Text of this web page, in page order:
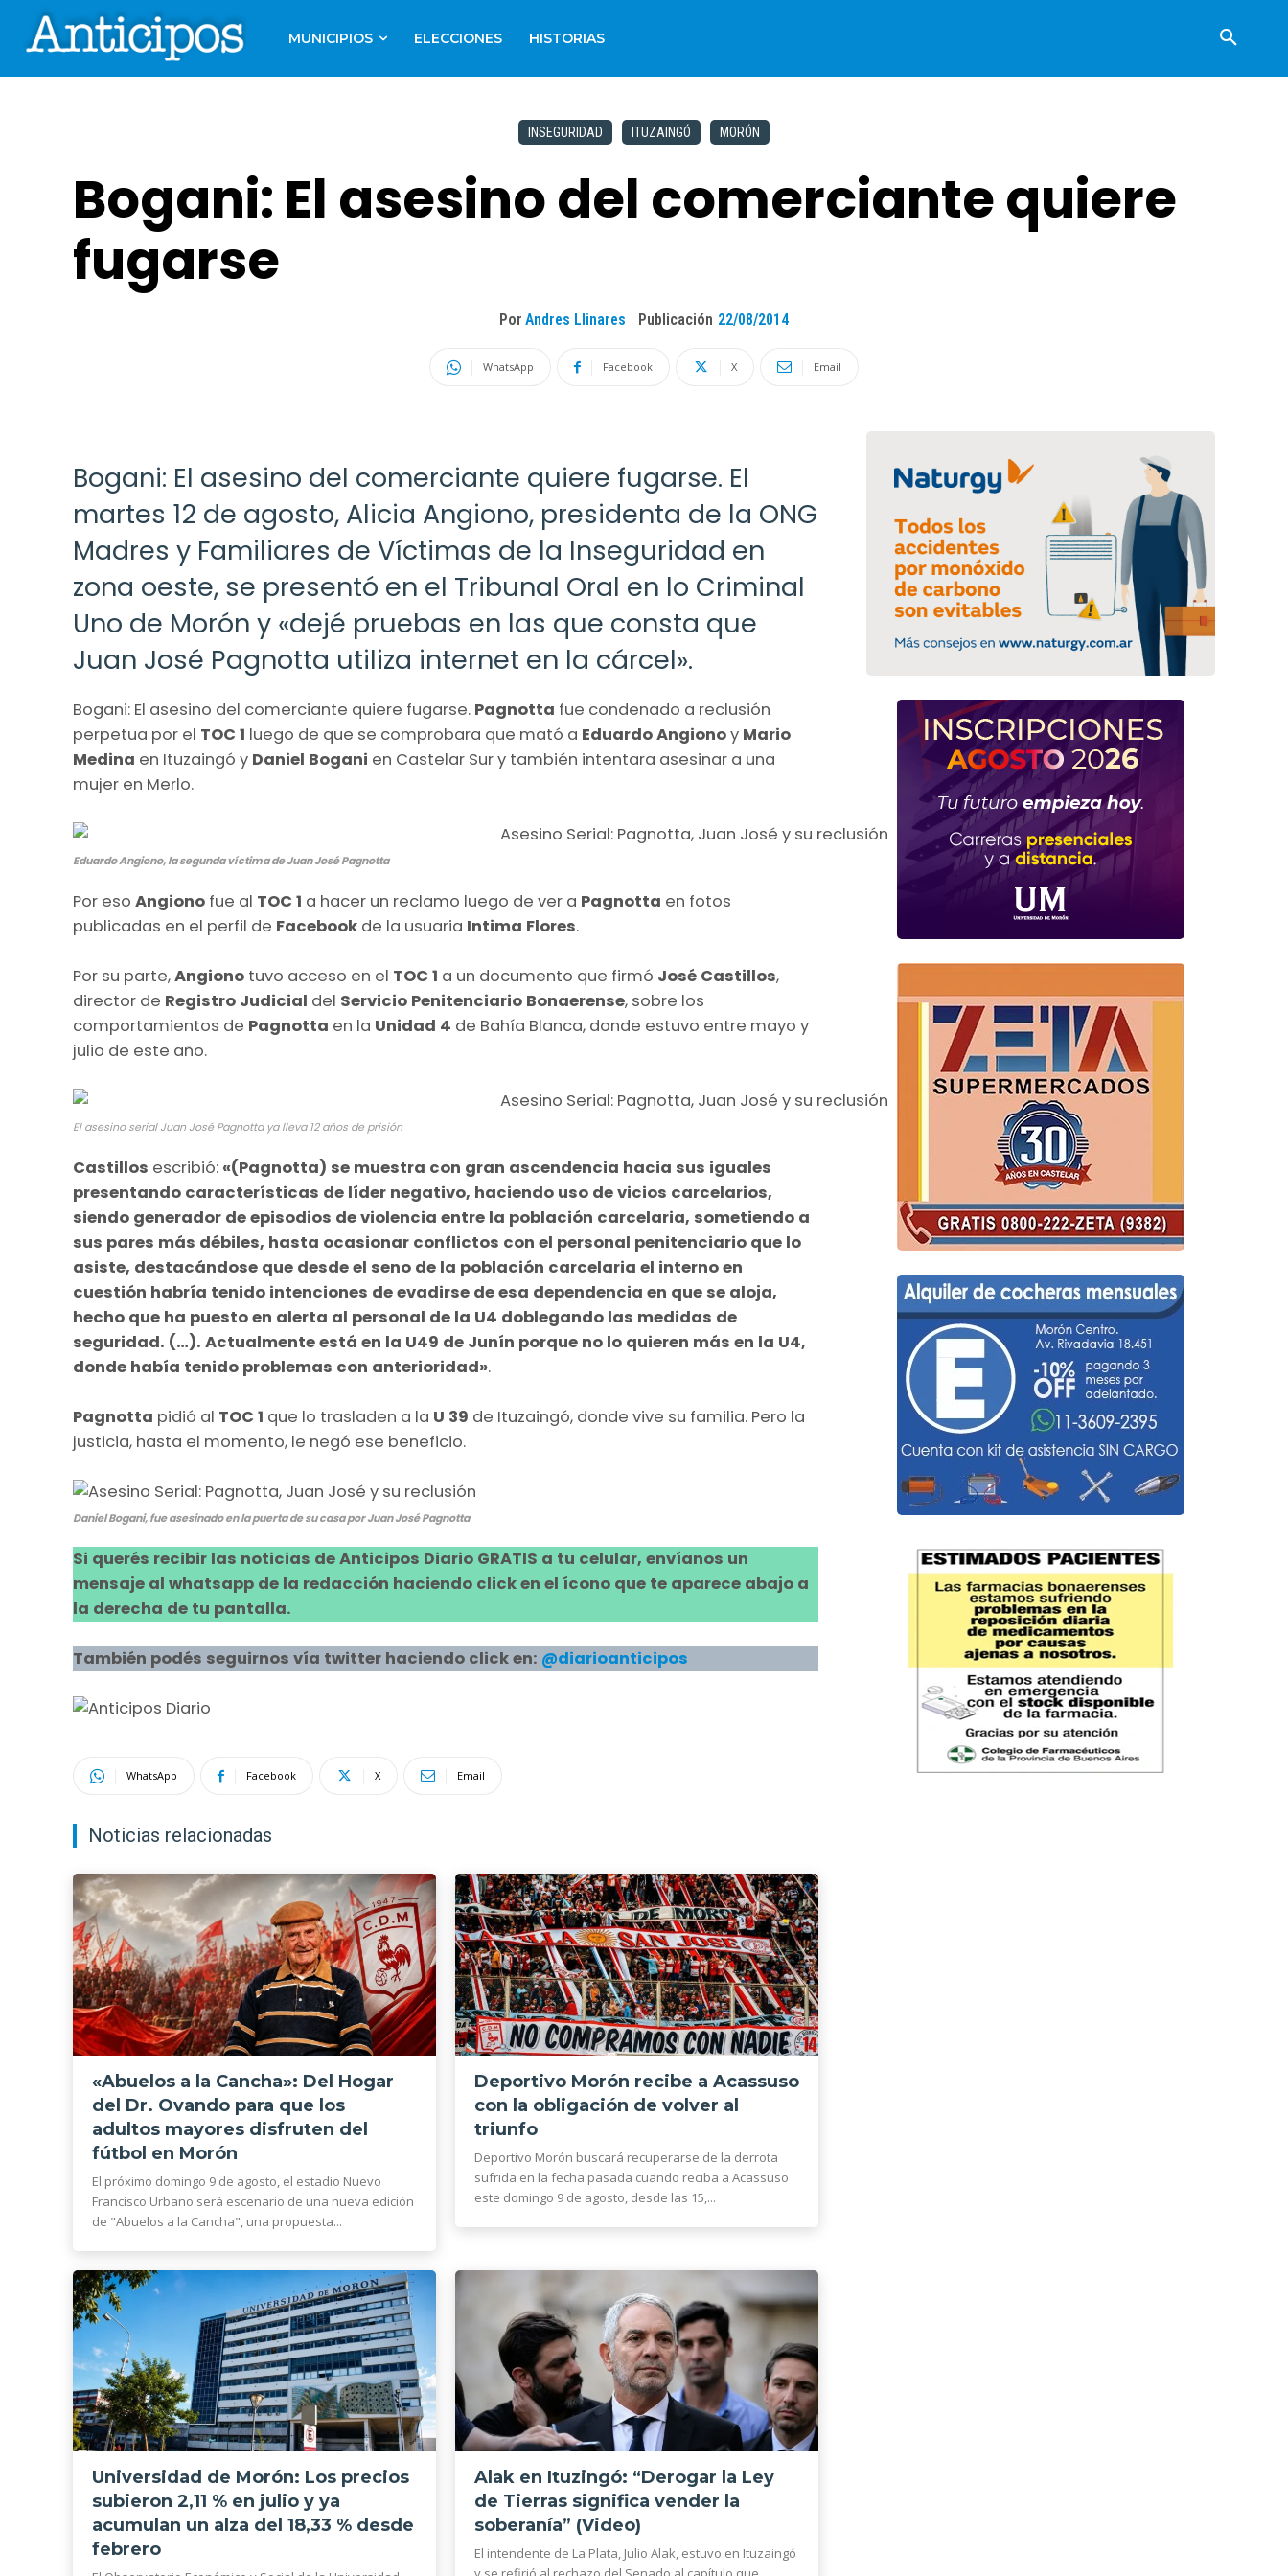
MUNICIPIOS ELECCIONES HISTORIAS
INSEGURIDAD ITUZAINGÓ MORÓN
Bogani: El asesino del comerciante quiere
fugarse
Por Andres Llinares Publicación 22/08/2014
WhatsApp Facebook X Email
Bogani: El asesino del comerciante quiere fugarse. El
martes 12 de agosto, Alicia Angiono, presidenta de la ONG
Madres y Familiares de Víctimas de la Inseguridad en
zona oeste, se presentó en el Tribunal Oral en lo Criminal
Uno de Morón y «dejé pruebas en las que consta que
Juan José Pagnotta utiliza internet en la cárcel».
Bogani: El asesino del comerciante quiere fugarse. Pagnotta fue condenado a reclusión
perpetua por el TOC 1 luego de que se comprobara que mató a Eduardo Angionoy Mario
Medina en Ituzaingó y Daniel Bogani en Castelar Sur y también intentara asesinar a una
mujer en Merlo.
Eduardo Angiono, la segunda víctima de Juan José Pagnotta
Por eso Angiono fue al TOC 1 a hacer un reclamo luego de ver a Pagnotta en fotos
publicadas en el perfil de Facebook de la usuaria Intima Flores.
Por su parte,Angiono tuvo acceso en el TOC 1 a un documento que firmó José Castillos,
director de Registro Judicial del Servicio Penitenciario Bonaerense, sobre los
comportamientos de Pagnotta en la Unidad 4 de Bahía Blanca, donde estuvo entre mayo y
julio de este año.
El asesino serial Juan José Pagnotta ya lleva 12 años de prisión
Castillos escribió: «(Pagnotta) se muestra con gran ascendencia hacia sus iguales
presentando características de líder negativo, haciendo uso de vicios carcelarios,
siendo generador de episodios de violencia entre la población carcelaria, sometiendo a
sus pares más débiles, hasta ocasionar conflictos con el personal penitenciario que lo
asiste, destacándose que desde el seno de la población carcelaria el interno en
cuestión habría tenido intenciones de evadirse de esa dependencia en que se aloja,
hecho que ha puesto en alerta al personal de la U4 doblegando las medidas de
seguridad. (…). Actualmente está en la U49 de Junín porque no lo quieren más en la U4,
donde había tenido problemas con anterioridad».
Pagnotta pidió al TOC 1 que lo trasladen a la U 39 de Ituzaingó, donde vive su familia. Pero la
justicia, hasta el momento, le negó ese beneficio.
Daniel Bogani, fue asesinado en la puerta de su casa por Juan José Pagnotta
Si querés recibir las noticias de Anticipos Diario GRATIS a tu celular, envíanos un
mensaje al whatsapp de la redacción haciendo click en el ícono que te aparece abajo a
la derecha de tu pantalla.
También podés seguirnos vía twitter haciendo click en: @diarioanticipos
WhatsApp Facebook X Email
Noticias relacionadas
«Abuelos a la Cancha»: Del Hogar
del Dr. Ovando para que los
adultos mayores disfruten del
fútbol en Morón
El próximo domingo 9 de agosto, el estadio Nuevo
Francisco Urbano será escenario de una nueva edición
de "Abuelos a la Cancha", una propuesta...
Deportivo Morón recibe a Acassuso
con la obligación de volver al
triunfo
Deportivo Morón buscará recuperarse de la derrota
sufrida en la fecha pasada cuando reciba a Acassuso
este domingo 9 de agosto, desde las 15,...
Universidad de Morón: Los precios
subieron 2,11 % en julio y ya
acumulan un alza del 18,33 % desde
febrero
Alak en Ituzingó: “Derogar la Ley
de Tierras significa vender la
soberanía” (Video)
El intendente de La Plata, Julio Alak, estuvo en Ituzaingó